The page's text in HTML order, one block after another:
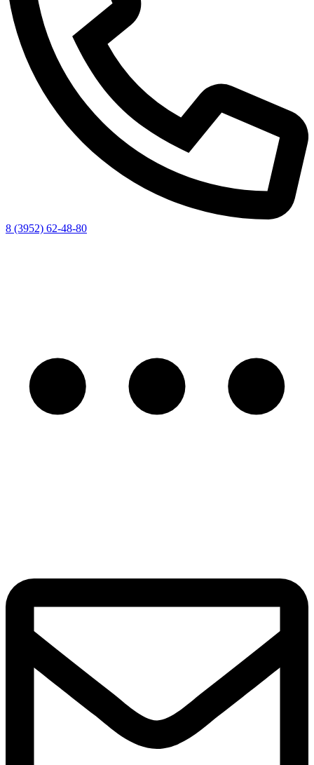
8 (3952) 62-48-80